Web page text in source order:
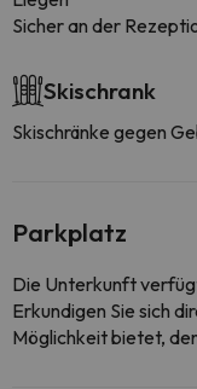
Sicher an der
Skischrank
Skischränke gegen
Parkplatz
Die Unterkunft
Erkundigen Sie sich
Möglichkeit bietet,